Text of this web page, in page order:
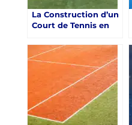
La Construction d’un
Court de Tennis en
Nice